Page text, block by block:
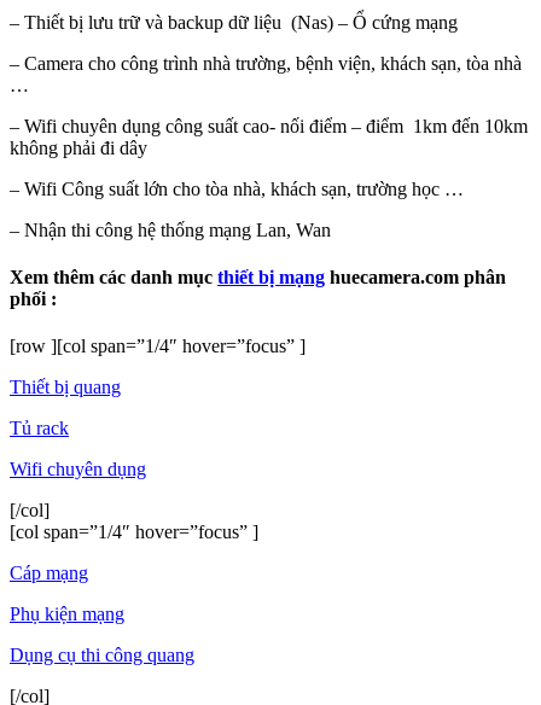
– Thiết bị lưu trữ và backup dữ liệu (Nas) – Ổ cứng mạng
– Camera cho công trình nhà trường, bệnh viện, khách sạn, tòa nhà
…
– Wifi chuyên dụng công suất cao- nối điểm – điểm 1km đến 10km
không phải đi dây
– Wifi Công suất lớn cho tòa nhà, khách sạn, trường học …
– Nhận thi công hệ thống mạng Lan, Wan
Xem thêm các danh mục thiết bị mạng huecamera.com phân
phối :
[row ][col span=”1/4″ hover=”focus” ]
Thiết bị quang
Tủ rack
Wifi chuyên dụng
[/col]
[col span=”1/4″ hover=”focus” ]
Cáp mạng
Phụ kiện mạng
Dụng cụ thi công quang
[/col]